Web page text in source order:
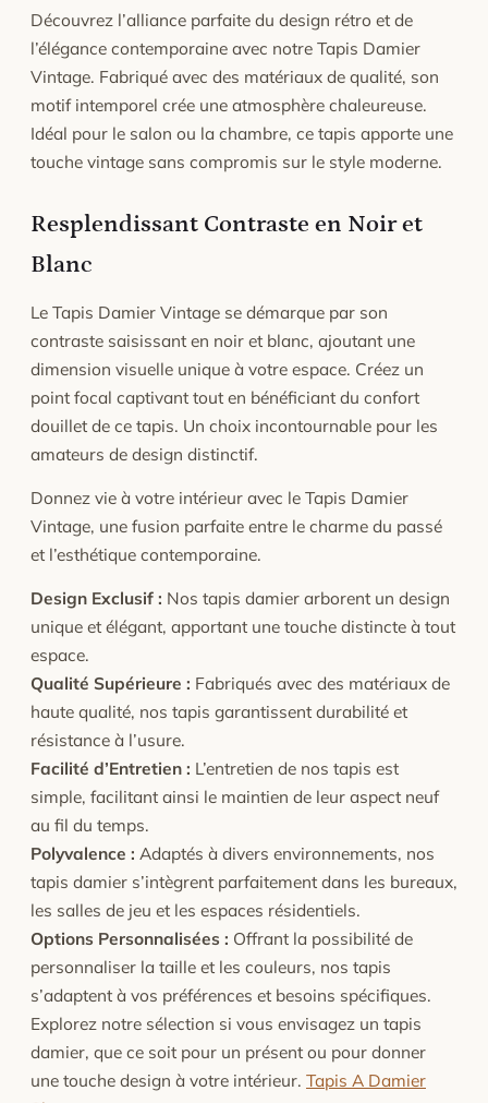
Tapis en laine : pour effacer les marques de
meubles, frottez l'emplacement avec la tranche
d'une pièce de monnaie, les fibres se redresseront.
Découvrez l’alliance parfaite du design rétro et de
l’élégance contemporaine avec notre Tapis Damier
Vintage. Fabriqué avec des matériaux de qualité, son
motif intemporel crée une atmosphère chaleureuse.
Idéal pour le salon ou la chambre, ce tapis apporte une
touche vintage sans compromis sur le style moderne.
Resplendissant Contraste en Noir et
Blanc
Le Tapis Damier Vintage se démarque par son
contraste saisissant en noir et blanc, ajoutant une
dimension visuelle unique à votre espace. Créez un
point focal captivant tout en bénéficiant du confort
douillet de ce tapis. Un choix incontournable pour les
amateurs de design distinctif.
Donnez vie à votre intérieur avec le Tapis Damier
Vintage, une fusion parfaite entre le charme du passé
et l’esthétique contemporaine.
Design Exclusif : Nos tapis damier arborent un design
unique et élégant, apportant une touche distincte à tout
espace.
Qualité Supérieure : Fabriqués avec des matériaux de
haute qualité, nos tapis garantissent durabilité et
résistance à l’usure.
Facilité d’Entretien : L’entretien de nos tapis est
simple, facilitant ainsi le maintien de leur aspect neuf
au fil du temps.
Polyvalence : Adaptés à divers environnements, nos
tapis damier s’intègrent parfaitement dans les bureaux,
les salles de jeu et les espaces résidentiels.
Options Personnalisées : Offrant la possibilité de
personnaliser la taille et les couleurs, nos tapis
s’adaptent à vos préférences et besoins spécifiques.
Explorez notre sélection si vous envisagez un tapis
damier, que ce soit pour un présent ou pour donner
une touche design à votre intérieur. Tapis A Damier